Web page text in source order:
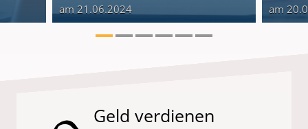
am 21.06.2024 am
Geld verdienen